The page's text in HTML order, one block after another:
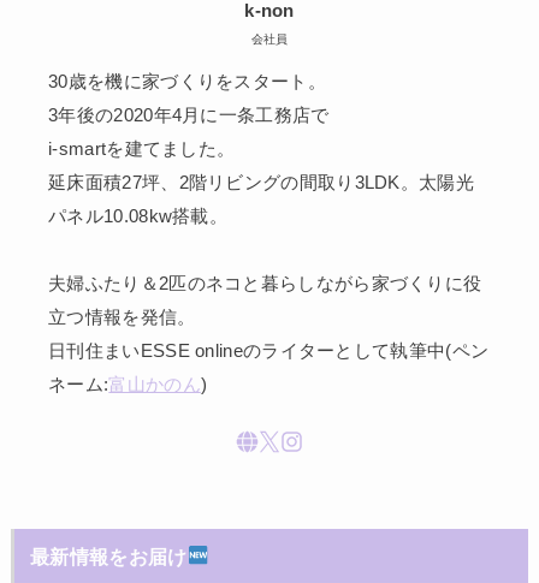
k-non
会社員
30歳を機に家づくりをスタート。
3年後の2020年4月に一条工務店で
i-smartを建てました。
延床面積27坪、2階リビングの間取り3LDK。太陽光
パネル10.08kw搭載。
夫婦ふたり＆2匹のネコと暮らしながら家づくりに役
立つ情報を発信。
日刊住まいESSE onlineのライターとして執筆中(ペン
ネーム:富山かのん)
最新情報をお届け